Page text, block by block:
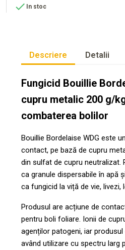
 In stoc
Descriere Detalii
Fungicid Bouillie
cupru metalic 200 g/
combaterea bolilor
Bouillie Bordelaise WDG este
contact, pe bază de cupru
din sulfat de cupru
ca granule dispersabile în apă
ca fungicid la viță de vie, livezi,
Produsul are acțiune de
pentru boli foliare. Ionii de
agenților patogeni, iar
având utilizare cu spectru larg